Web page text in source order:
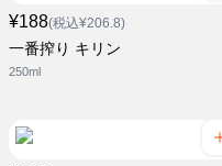
¥188(税込¥206.8)
一番搾り キリン
250ml